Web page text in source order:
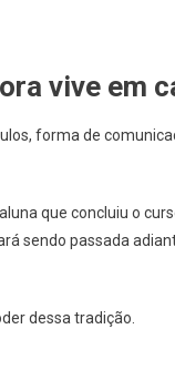
vive em
forma de
que concluiu o
sendo passada
dessa tradição.